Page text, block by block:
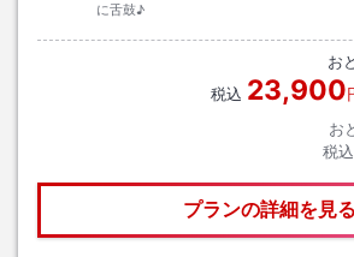
に舌鼓♪
お
税込 23,900
お
税込
プランの詳細を見る